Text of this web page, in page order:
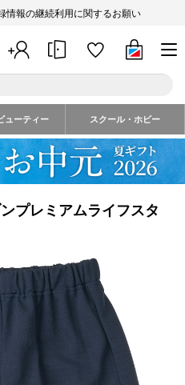
情報の継続利用に関するお願い
ューティー スクール・ホビー
プレミアムライフスタ